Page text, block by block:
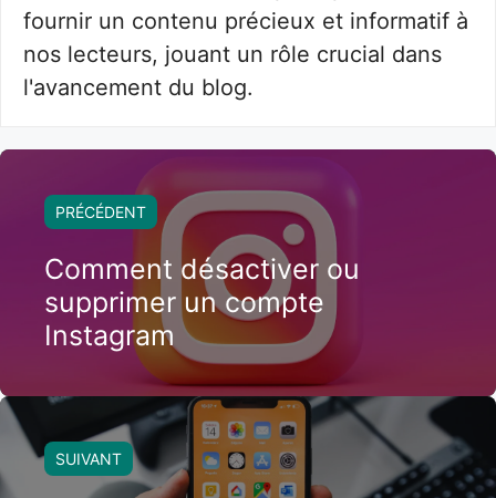
fournir un contenu précieux et informatif à
nos lecteurs, jouant un rôle crucial dans
l'avancement du blog.
PRÉCÉDENT
Comment désactiver ou
supprimer un compte
Instagram
SUIVANT